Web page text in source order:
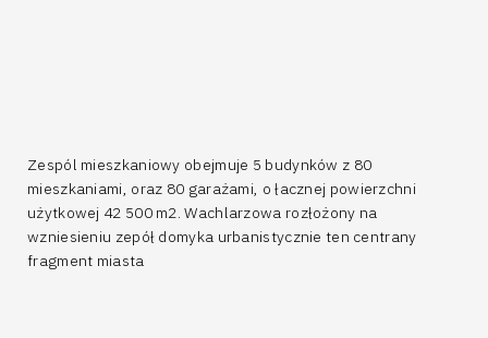
Zespól mieszkaniowy obejmuje 5 budynków z 80
mieszkaniami, oraz 80 garażami, o łacznej powierzchni
użytkowej 42 500 m2. Wachlarzowa rozłożony na
wzniesieniu zepół domyka urbanistycznie ten centrany
fragment miasta